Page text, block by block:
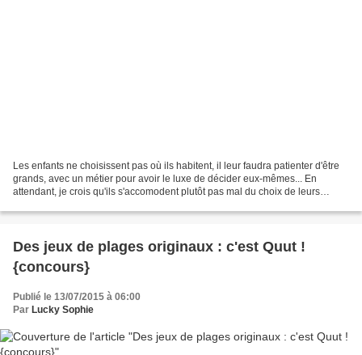
Les enfants ne choisissent pas où ils habitent, il leur faudra patienter d'être
grands, avec un métier pour avoir le luxe de décider eux-mêmes... En
attendant, je crois qu'ils s'accomodent plutôt pas mal du choix de leurs
Des jeux de plages originaux : c'est Quut !
{concours}
Publié le 13/07/2015 à 06:00
Par Lucky Sophie